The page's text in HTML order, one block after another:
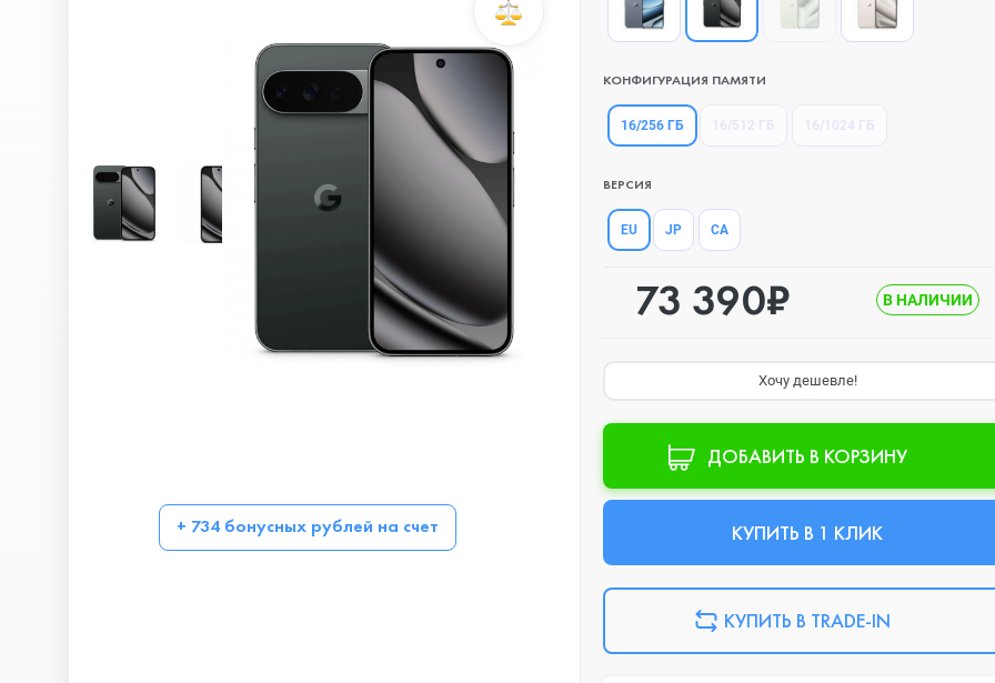
+ 734 бонусных рублей на счет
КОНФИГУРАЦИЯ ПАМЯТИ
16/256 ГБ
ВЕРСИЯ
EU JP CA
73 390₽ В НАЛИЧИИ
Хочу дешевле!
ДОБАВИТЬ В КОРЗИНУ
КУПИТЬ В 1 КЛИК
КУПИТЬ В TRADE-IN